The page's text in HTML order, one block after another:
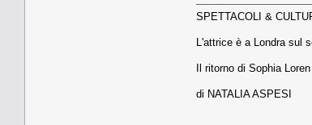
SPETTACOLI &
L'attrice è a Londra sul
Il ritorno di Sophia
di NATALIA ASPESI